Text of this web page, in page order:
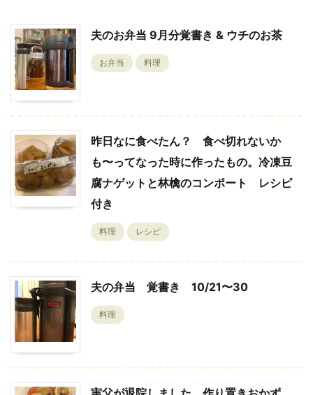
夫のお弁当 9月分覚書き & ウチのお茶
お弁当 料理
昨日なに食べたん？ 食べ切れないか
も〜ってなった時に作ったもの。冷凍豆
腐ナゲットと林檎のコンポート レシピ
付き
料理 レシピ
夫の弁当 覚書き 10/21〜30
料理